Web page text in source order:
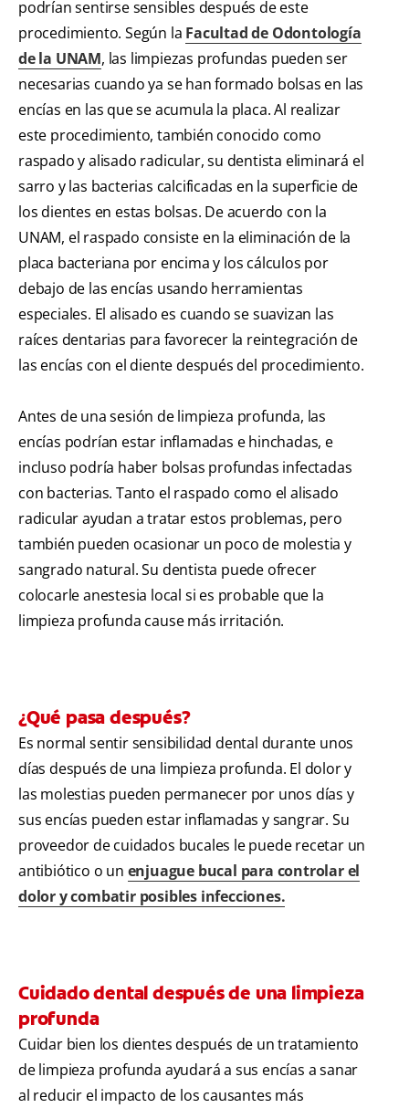
podrían sentirse sensibles después de este
procedimiento. Según la Facultad de Odontología
de la UNAM, las limpiezas profundas pueden ser
necesarias cuando ya se han formado bolsas en las
encías en las que se acumula la placa. Al realizar
este procedimiento, también conocido como
raspado y alisado radicular, su dentista eliminará el
sarro y las bacterias calcificadas en la superficie de
los dientes en estas bolsas. De acuerdo con la
UNAM, el raspado consiste en la eliminación de la
placa bacteriana por encima y los cálculos por
debajo de las encías usando herramientas
especiales. El alisado es cuando se suavizan las
raíces dentarias para favorecer la reintegración de
las encías con el diente después del procedimiento.
Antes de una sesión de limpieza profunda, las
encías podrían estar inflamadas e hinchadas, e
incluso podría haber bolsas profundas infectadas
con bacterias. Tanto el raspado como el alisado
radicular ayudan a tratar estos problemas, pero
también pueden ocasionar un poco de molestia y
sangrado natural. Su dentista puede ofrecer
colocarle anestesia local si es probable que la
limpieza profunda cause más irritación.
¿Qué pasa después?
Es normal sentir sensibilidad dental durante unos
días después de una limpieza profunda. El dolor y
las molestias pueden permanecer por unos días y
sus encías pueden estar inflamadas y sangrar. Su
proveedor de cuidados bucales le puede recetar un
antibiótico o un enjuague bucal para controlar el
dolor y combatir posibles infecciones.
Cuidado dental después de una limpieza
profunda
Cuidar bien los dientes después de un tratamiento
de limpieza profunda ayudará a sus encías a sanar
al reducir el impacto de los causantes más